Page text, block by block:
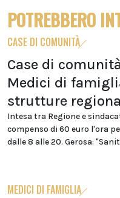
POTREBBERO
CASE DI COMUNITÀ
Case di
Medici di
strutture
Intesa tra Regione e
compenso di 60 euro l'ora
dalle 8 alle 20. Gerosa:
MEDICI DI FAMIGLIA